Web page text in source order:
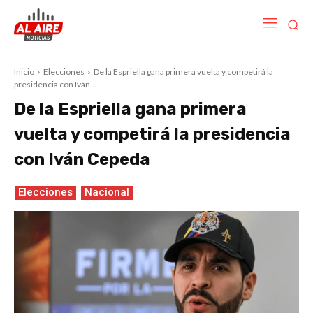
Inicio Elecciones
De la Espriella gana primera vuelta y competirá la
presidencia con Iván...
De la Espriella gana primera
vuelta y competirá la presidencia
con Iván Cepeda
Elecciones Nacional